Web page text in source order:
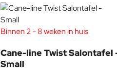
Binnen 2 - 8 weken in huis
Cane-line Twist Salontafel
Small